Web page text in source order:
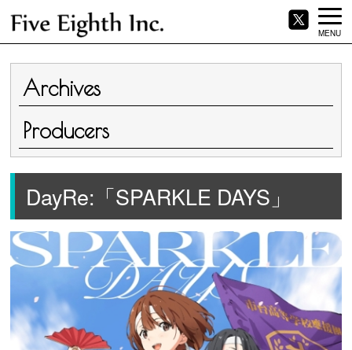
MENU
Archives
Producers
DayRe:「SPARKLE DAYS」